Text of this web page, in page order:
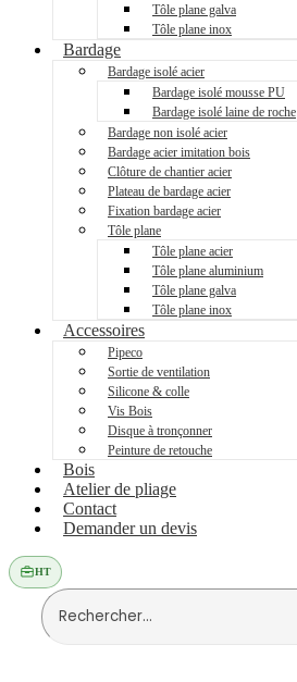
Tôle plane galva
Tôle plane inox
Bardage
Bardage isolé acier
Bardage isolé mousse PU
Bardage isolé laine de roche
Bardage non isolé acier
Bardage acier imitation bois
Clôture de chantier acier
Plateau de bardage acier
Fixation bardage acier
Tôle plane
Tôle plane acier
Tôle plane aluminium
Tôle plane galva
Tôle plane inox
Accessoires
Pipeco
Sortie de ventilation
Silicone & colle
Vis Bois
Disque à tronçonner
Peinture de retouche
Bois
Atelier de pliage
Contact
Demander un devis
HT